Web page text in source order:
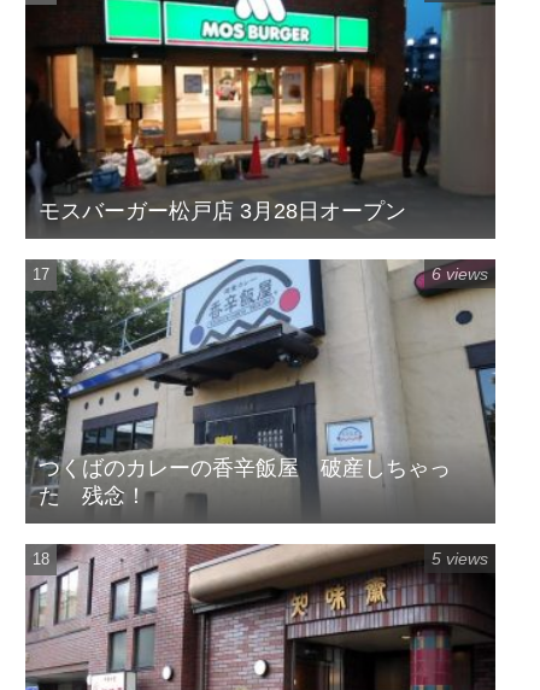
モスバーガー松戸店 3月28日オープン
つくばのカレーの香辛飯屋 破産しちゃっ
た 残念！
6 views
5 views